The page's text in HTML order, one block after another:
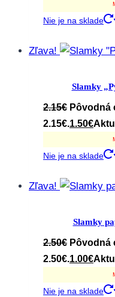
Nie je na sklade
Zľava!
Slamky
2.15€ Pôvodná
2.15€.1.50€
Nie je na sklade
Zľava!
Slamky
2.50€ Pôvodná
2.50€.1.00€
Nie je na sklade